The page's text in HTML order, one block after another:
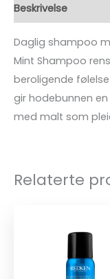
Beskrivelse
Daglig shampoo
Mint Shampoo
beroligende
gir hodebunnen
med malt som
Relaterte